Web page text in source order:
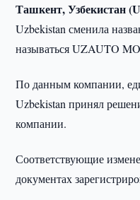
Ташкент, Узбекистан
Uzbekistan сменила
называться UZAUTO
По данным компании,
Uzbekistan принял
компании.
Соответствующие
документах